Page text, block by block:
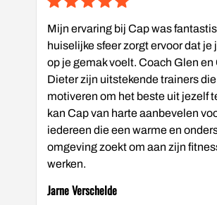
Mijn ervaring bij Cap was
huiselijke sfeer zorgt ervoor dat je
op je gemak voelt. Coach Glen en
Dieter zijn uitstekende trainers
motiveren om het beste uit jezelf
kan Cap van harte aanbevelen
iedereen die een warme en
omgeving zoekt om aan zijn
werken.
Jarne Verschelde